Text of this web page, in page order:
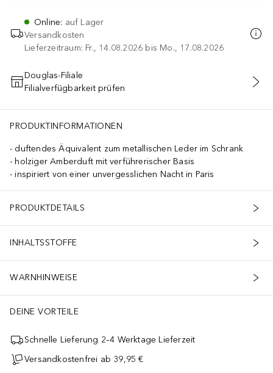
Online: auf Lager
Versandkosten
Lieferzeitraum: Fr., 14.08.2026 bis Mo., 17.08.2026
IN DEN WARENKORB
Douglas-Filiale
Filialverfügbarkeit prüfen
PRODUKTINFORMATIONEN
duftendes Äquivalent zum metallischen Leder im Schrank
holziger Amberduft mit verführerischer Basis
inspiriert von einer unvergesslichen Nacht in Paris
PRODUKTDETAILS
INHALTSSTOFFE
WARNHINWEISE
DEINE VORTEILE
Schnelle Lieferung 2–4 Werktage Lieferzeit
Versandkostenfrei ab 39,95 €